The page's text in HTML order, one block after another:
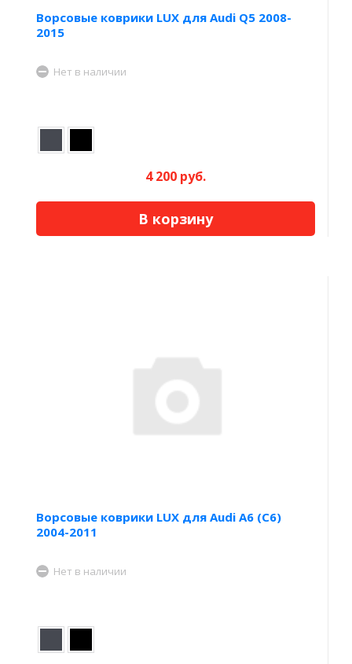
Ворсовые коврики LUX для Audi Q5 2008-
2015
Нет в наличии
4 200 руб.
В корзину
Ворсовые коврики LUX для Audi A6 (С6)
2004-2011
Нет в наличии